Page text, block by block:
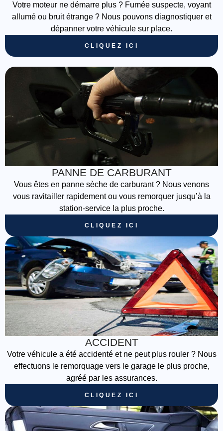
Votre moteur ne démarre plus ? Fumée suspecte, voyant
allumé ou bruit étrange ? Nous pouvons diagnostiquer et
dépanner votre véhicule sur place.
CLIQUEZ ICI
PANNE DE CARBURANT
Vous êtes en panne sèche de carburant ? Nous venons
vous ravitailler rapidement ou vous remorquer jusqu’à la
station-service la plus proche.
CLIQUEZ ICI
ACCIDENT
Votre véhicule a été accidenté et ne peut plus rouler ? Nous
effectuons le remorquage vers le garage le plus proche,
agréé par les assurances.
CLIQUEZ ICI